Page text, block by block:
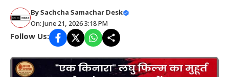
BySachcha Samachar Desk
On: June 21, 2026 3:18 PM
Follow Us: